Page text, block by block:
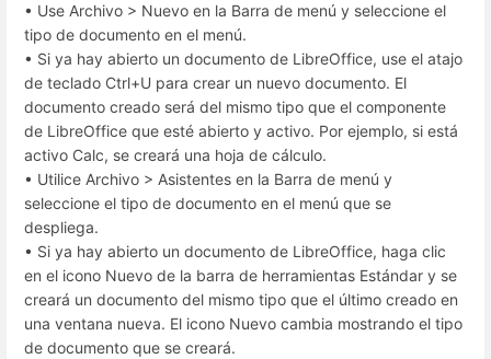
• Use Archivo > Nuevo en la Barra de menú y seleccione el
tipo de documento en el menú.
• Si ya hay abierto un documento de LibreOffice, use el atajo
de teclado Ctrl+U para crear un nuevo documento. El
documento creado será del mismo tipo que el componente
de LibreOffice que esté abierto y activo. Por ejemplo, si está
activo Calc, se creará una hoja de cálculo.
• Utilice Archivo > Asistentes en la Barra de menú y
seleccione el tipo de documento en el menú que se
despliega.
• Si ya hay abierto un documento de LibreOffice, haga clic
en el icono Nuevo de la barra de herramientas Estándar y se
creará un documento del mismo tipo que el último creado en
una ventana nueva. El icono Nuevo cambia mostrando el tipo
de documento que se creará.